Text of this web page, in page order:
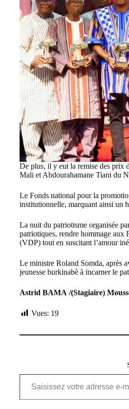
De plus, il y eut la remise des prix
Mali et Abdourahamane Tiani du
Le Fonds national pour la
institutionnelle, marquant ainsi un
La nuit du patriotisme organisée
patriotiques, rendre hommage aux
(VDP) tout en suscitant l’amour
Le ministre Roland Somda, après
jeunesse burkinabè à incarner le
Astrid BAMA /(Stagiaire)
Vues: 19
Saisissez votre adresse e-mail…